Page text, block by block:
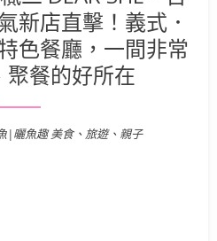
新店直擊！義式．
色餐廳，一間非常
聚餐的好所在
Posted on
|曬魚趣 美食、旅遊、親子